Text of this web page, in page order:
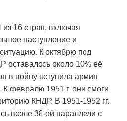
16 стран, включая
наступление и
К октябрю под
оставалось около 10% её
в войну вступила армия
К февралю 1951 г. они смоги
КНДР. В 1951-1952 гг.
возле 38-ой параллели с